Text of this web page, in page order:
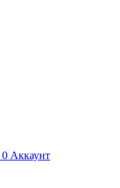
0 Аккаунт